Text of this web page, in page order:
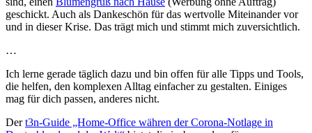
geschickt. Auch als Dankeschön für das wertvolle Miteinander vor
und in dieser Krise. Das trägt mich und stimmt mich zuversichtlich.
…
Ich lerne gerade täglich dazu und bin offen für alle Tipps und Tools,
die helfen, den komplexen Alltag einfacher zu gestalten. Einiges
mag für dich passen, anderes nicht.
Dert3n-Guide „Home-Office währen der Corona-Notlage in